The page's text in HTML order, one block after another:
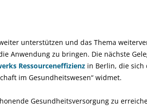
unterstützen und das Thema
Anwendung zu bringen. Die nächste
Ressourceneffizienz in Berlin, die sich
im Gesundheitswesen“ widmet.
Gesundheitsversorgung zu